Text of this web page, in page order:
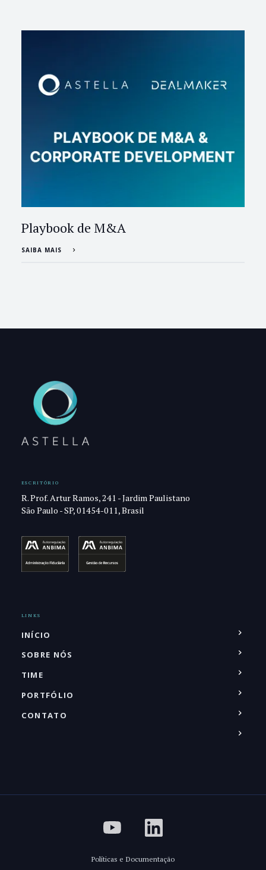
Playbook de M&A
SAIBA MAIS
ESCRITÓRIO
R. Prof. Artur Ramos, 241 - Jardim Paulistano
São Paulo - SP, 01454-011, Brasil
LINKS
INÍCIO
SOBRE NÓS
TIME
PORTFÓLIO
CONTATO
Políticas e Documentação